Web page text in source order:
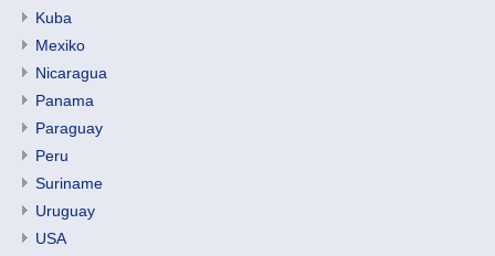
Kuba
Mexiko
Nicaragua
Panama
Paraguay
Peru
Suriname
Uruguay
USA